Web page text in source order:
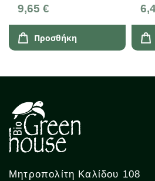
9,65 €
Προσθήκη
Μητροπολίτη Καλίδου 108